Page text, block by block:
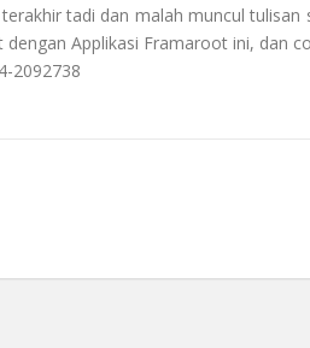
tadi dan malah muncul
Applikasi Framaroot ini, dan